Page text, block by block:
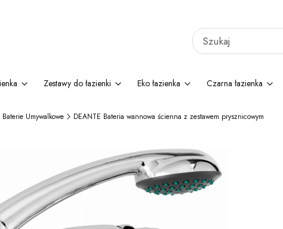
Zestawy do łazienki Eko łazienka Czarna łazienka
Baterie Umywalkowe DEANTE Bateria wannowa ścienna z zestawem prysznicowym